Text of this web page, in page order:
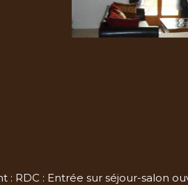
: RDC : Entrée sur séjour-salon